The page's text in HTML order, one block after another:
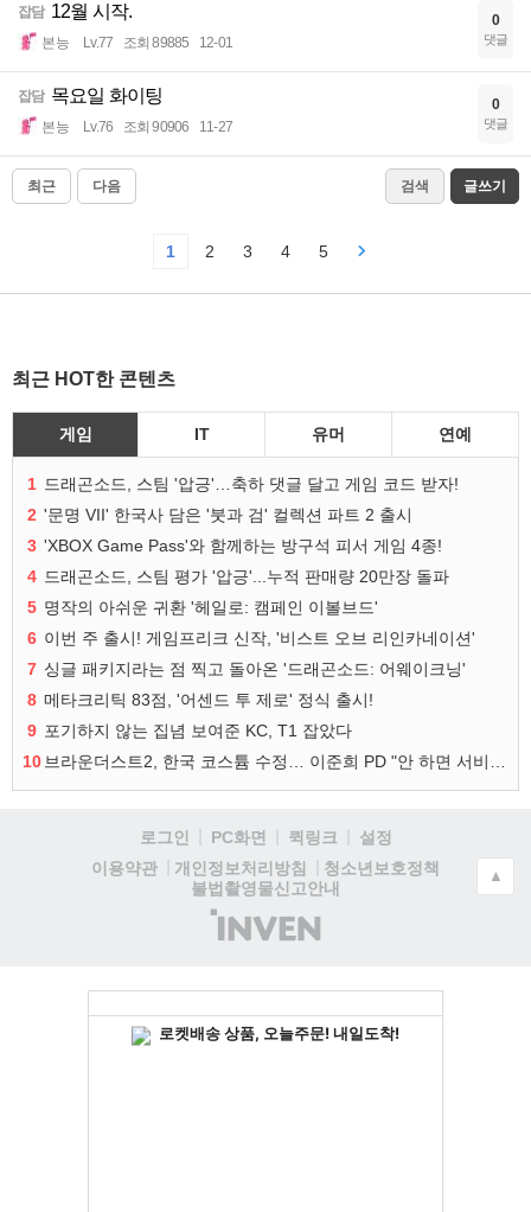
잡담 12월 시작.
본능 Lv.77 조회 89885 12-01
0
댓글
잡담 목요일 화이팅
본능 Lv.76 조회 90906 11-27
0
댓글
최근 다음 검색 글쓰기
1 2 3 4 5
최근 HOT한 콘텐츠
게임 IT 유머 연예
1 드래곤소드, 스팀 '압긍'…축하 댓글 달고 게임 코드 받자!
2 '문명 VII' 한국사 담은 '붓과 검' 컬렉션 파트 2 출시
3 'XBOX Game Pass'와 함께하는 방구석 피서 게임 4종!
4 드래곤소드, 스팀 평가 '압긍'...누적 판매량 20만장 돌파
5 명작의 아쉬운 귀환 '헤일로: 캠페인 이볼브드'
6 이번 주 출시! 게임프리크 신작, '비스트 오브 리인카네이션'
7 싱글 패키지라는 점 찍고 돌아온 '드래곤소드: 어웨이크닝'
8 메타크리틱 83점, '어센드 투 제로' 정식 출시!
9 포기하지 않는 집념 보여준 KC, T1 잡았다
10
로그인 PC화면 퀵링크
설정
이용약관
개인정보처리방침
청소년보호정책
불법촬영물신고안내
(주)
인
▲